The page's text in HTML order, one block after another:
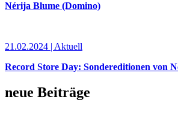
Nérija Blume (Domino)
21.02.2024 | Aktuell
Record Store Day: Sondereditionen von
neue Beiträge